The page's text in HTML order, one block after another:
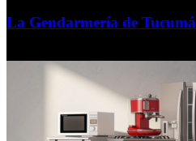
La Gendarmería de